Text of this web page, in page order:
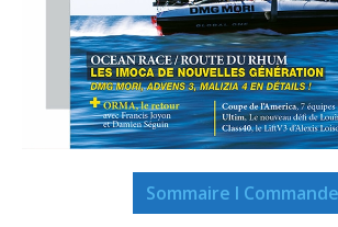
Sommaire I